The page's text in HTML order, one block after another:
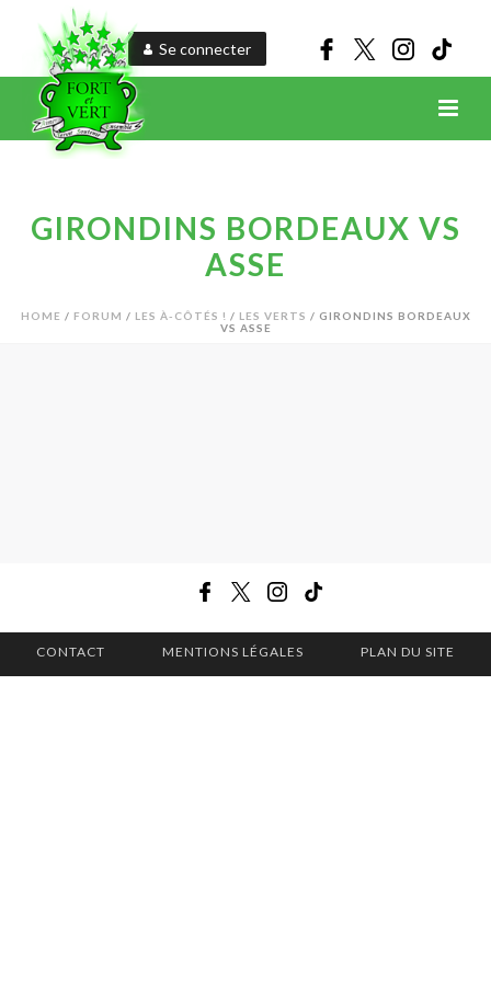
Se connecter
GIRONDINS BORDEAUX VS
ASSE
HOME / FORUM / LES À-CÔTÉS ! / LES VERTS / GIRONDINS BORDEAUX
VS ASSE
CONTACT MENTIONS LÉGALES PLAN DU SITE